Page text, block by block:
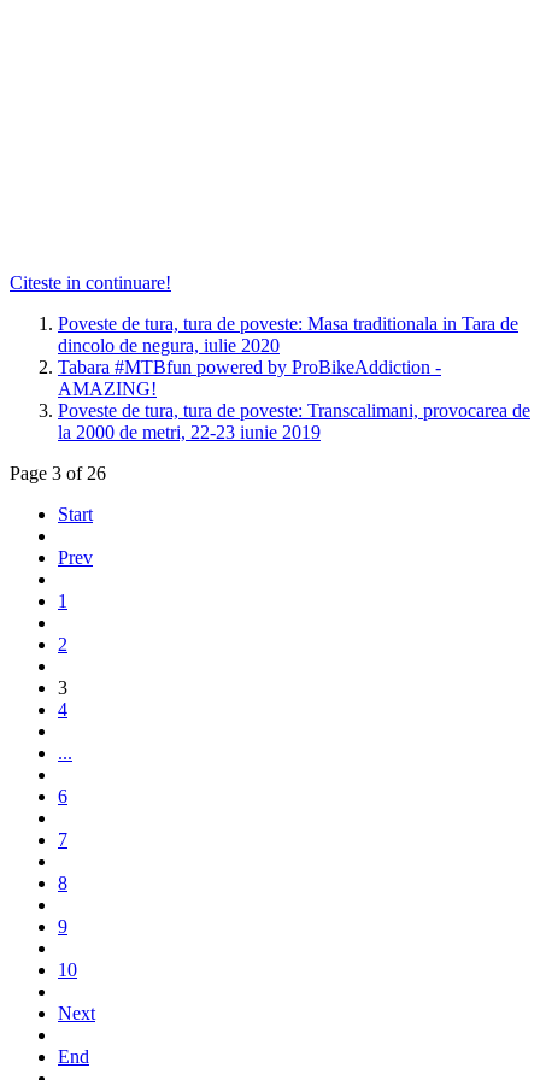
Citeste in continuare!
Poveste de tura, tura de poveste: Masa traditionala in Tara de
dincolo de negura, iulie 2020
Tabara #MTBfun powered by ProBikeAddiction -
AMAZING!
Poveste de tura, tura de poveste: Transcalimani, provocarea de
la 2000 de metri, 22-23 iunie 2019
Page 3 of 26
Start
Prev
1
2
3
4
...
6
7
8
9
10
Next
End